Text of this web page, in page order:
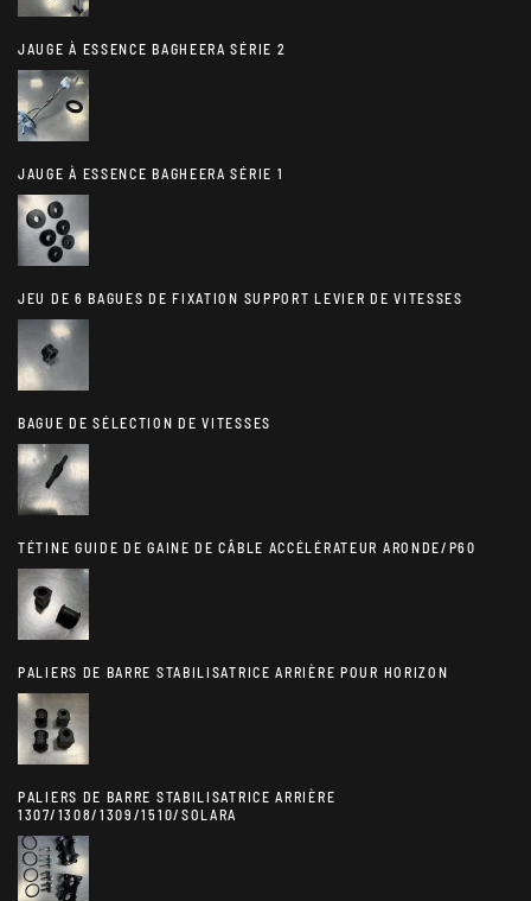
JAUGE À ESSENCE BAGHEERA SÉRIE 2
JAUGE À ESSENCE BAGHEERA SÉRIE 1
JEU DE 6 BAGUES DE FIXATION SUPPORT LEVIER DE VITESSES
BAGUE DE SÉLECTION DE VITESSES
TÉTINE GUIDE DE GAINE DE CÂBLE ACCÉLÉRATEUR ARONDE/P60
PALIERS DE BARRE STABILISATRICE ARRIÈRE POUR HORIZON
PALIERS DE BARRE STABILISATRICE ARRIÈRE
1307/1308/1309/1510/SOLARA